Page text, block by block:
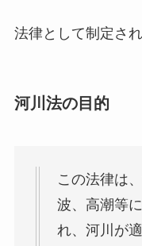
法律として制定さ
河川法の目的
この法律は
波、高潮等
れ、河川が